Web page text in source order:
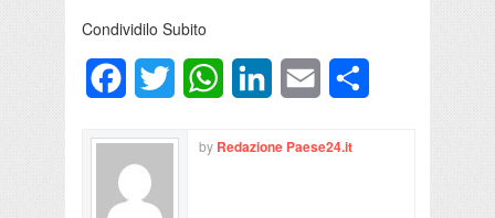
Condividilo Subito
FacebookTwitter WhatsAppLinkedInEmail
by Redazione Paese24.it